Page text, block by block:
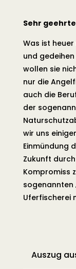
Sehr
Was ist heuer
und
wollen sie
nur die
auch die
der
wir uns
Einmündung
Zukunft
Kompromiss
sogenannten
Uferfischerei
Auszug